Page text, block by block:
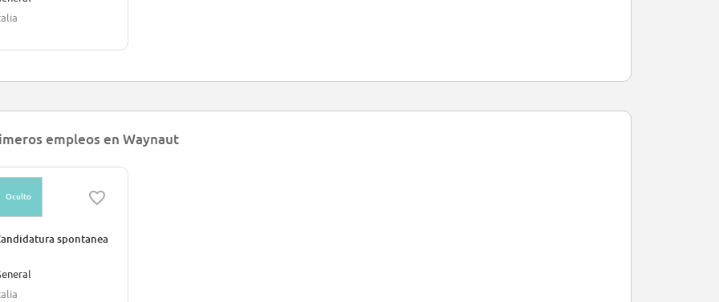
empleos en Waynaut
Oculto
spontanea